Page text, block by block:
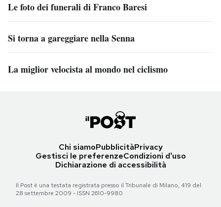
Le foto dei funerali di Franco Baresi
Si torna a gareggiare nella Senna
La miglior velocista al mondo nel ciclismo
Chi siamoPubblicitàPrivacy
Gestisci le preferenzeCondizioni d'uso
Dichiarazione di accessibilità
Il Post è una testata registrata presso il Tribunale di Milano, 419 del
28 settembre 2009 - ISSN 2610-9980